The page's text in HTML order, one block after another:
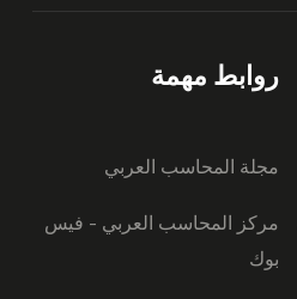
روابط مهمة
مجلة المحاسب العربي
مركز المحاسب العربي - فيس
بوك